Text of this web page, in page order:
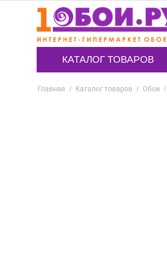
КАТАЛОГ ТОВАРОВ
Главная / Каталог товаров / Обои /